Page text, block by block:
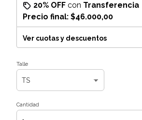
20% OFFcon Transferencia
Precio final: $46.000,00
Ver cuotas y descuentos
Talle
Cantidad